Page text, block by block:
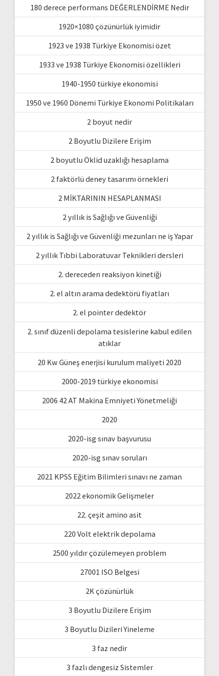
180 derece performans DEĞERLENDİRME Nedir
1920×1080 çözünürlük iyimidir
1923 ve 1938 Türkiye Ekonomisi özet
1933 ve 1938 Türkiye Ekonomisi özellikleri
1940-1950 türkiye ekonomisi
1950 ve 1960 Dönemi Türkiye Ekonomi Politikaları
2 boyut nedir
2 Boyutlu Dizilere Erişim
2 boyutlu Öklid uzaklığı hesaplama
2 faktörlü deney tasarımı örnekleri
2 MİKTARININ HESAPLANMASI
2 yıllık is Sağlığı ve Güvenliği
2 yıllık is Sağlığı ve Güvenliği mezunları ne iş Yapar
2 yıllık Tıbbi Laboratuvar Teknikleri dersleri
2. dereceden reaksiyon kinetiği
2. el altın arama dedektörü fiyatları
2. el pointer dedektör
2. sınıf düzenli depolama tesislerine kabul edilen
atıklar
20 Kw Güneş enerjisi kurulum maliyeti 2020
2000-2019 türkiye ekonomisi
2006 42 AT Makina Emniyeti Yönetmeliği
2020
2020-isg sınav başvurusu
2020-isg sınav soruları
2021 KPSS Eğitim Bilimleri sınavı ne zaman
2022 ekonomik Gelişmeler
22. çeşit amino asit
220 Volt elektrik depolama
2500 yıldır çözülemeyen problem
27001 ISO Belgesi
2K çözünürlük
3 Boyutlu Dizilere Erişim
3 Boyutlu Dizileri Yineleme
3 faz nedir
3 fazlı dengesiz Sistemler